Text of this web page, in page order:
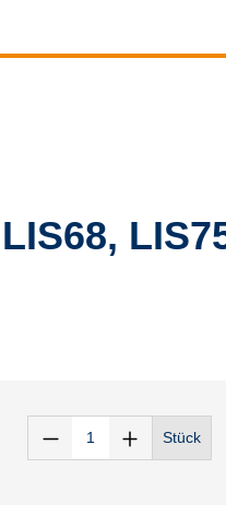
Stück